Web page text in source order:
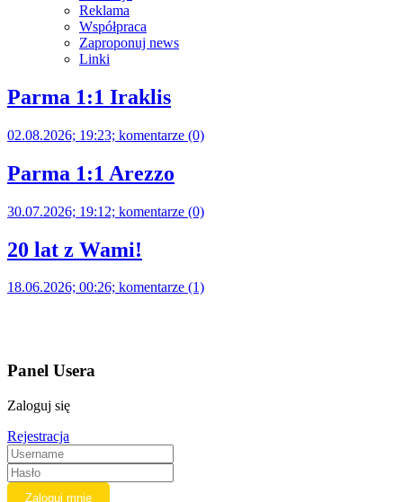
Reklama
Współpraca
Zaproponuj news
Linki
Parma 1:1 Iraklis
02.08.2026; 19:23; komentarze (0)
Parma 1:1 Arezzo
30.07.2026; 19:12; komentarze (0)
20 lat z Wami!
18.06.2026; 00:26; komentarze (1)
Panel Usera
Zaloguj się
Rejestracja